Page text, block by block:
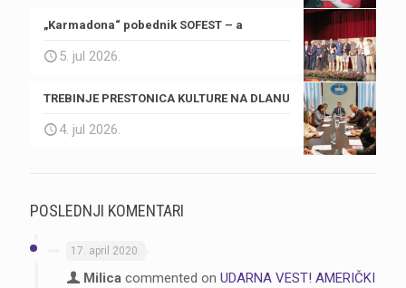
„Karmadona“ pobednik SOFEST – a
5. jul 2026.
TREBINJE PRESTONICA KULTURE NA DLANU
4. jul 2026.
POSLEDNJI KOMENTARI
17. april 2020.
Milica commented on UDARNA VEST! AMERIČKI